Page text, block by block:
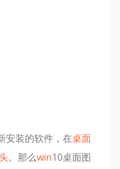
安装的软件，在桌面
。那么win10桌面图